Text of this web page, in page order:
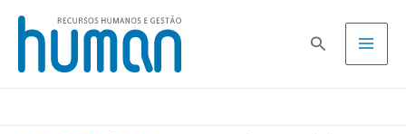
Skip
content
Pesquisa